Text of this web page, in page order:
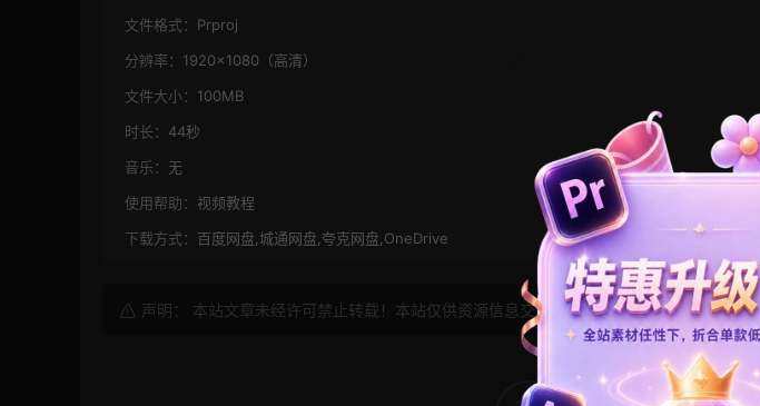
文件格式： Prproj
分辨率： 1920×1080（高清）
文件大小： 100MB
时长： 44秒
音乐： 无
使用帮助： 视频教程
下载方式： 百度网盘,城通网盘,夸克网盘,OneDrive
声明： 本站文章未经许可禁止转载！本站仅供资源信息交流学习， 版权说明点此了解！